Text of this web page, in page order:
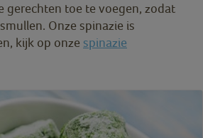
gerechten toe te voegen, zodat
Onze spinazie is
kijk op onze spinazie